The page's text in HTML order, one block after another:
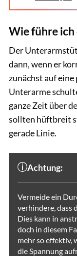
Wie führe ich
Der
dann, wenn er
zunächst auf
Unterarme
ganze Zeit über
sollten hüftbreit
gerade Linie.
Achtung:
Vermeide ein
verhindere, dass
Dies kann in
doch in diesem
mehr so effektiv,
die Spannung